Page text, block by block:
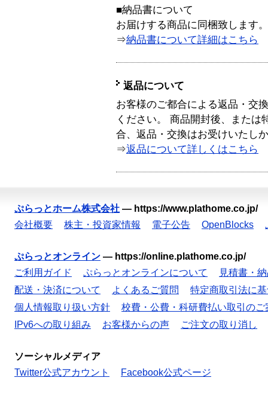
■納品書について
お届けする商品に同梱致します。
⇒納品書について詳細はこちら
返品について
お客様のご都合による返品・交
ください。 商品開封後、または
合、返品・交換はお受けいたし
⇒返品について詳しくはこちら
ぷらっとホーム株式会社 — https://www.plathome.co.jp/
会社概要
株主・投資家情報 電子公告 OpenBlocks
ぷらっとオンライン — https://online.plathome.co.jp/
ご利用ガイド
ぷらっとオンラインについて
見積書・
配送・決済について
よくあるご質問
特定商取引法に
個人情報取り扱い方針
校費・公費・科研費払い取引のご
IPv6への取り組み
お客様からの声 ご注文の取り消し
ソーシャルメディア
Twitter公式アカウント
Facebook公式ページ